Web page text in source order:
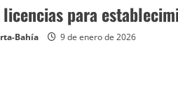
para
Bahía 9 de enero de 2026